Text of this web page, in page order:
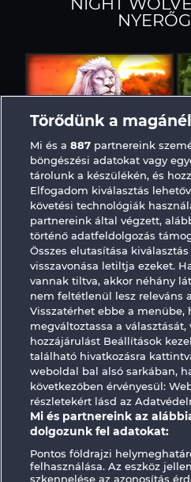
Majestic King
Black Beauty
Részvételi
Adatkezelési
A cég GYIK
Visszavonási
Törődünk a
Mi és a887 partnereink
böngészési adatokat vagy
tárolunk a készülékén, és
Elfogadom kiválasztás
követési technológiák
partnereink által végzett,
történő adatfeldolgozás
Összes elutasítása
visszavonása letiltja ezeket.
vannak tiltva, akkor néhány
nem feltétlenül lesz releváns
Visszatérhet ebbe a menübe,
megváltoztassa a választását,
hozzájárulást Beállítások
található hivatkozásra
weboldal bal alsó sarkában,
következőben érvényesül:
részletekért lásd az
Mi és partnereink az
dolgozunk fel adatokat:
Pontos földrajzi
felhasználása. Az eszköz
szkennelése az azonosítás